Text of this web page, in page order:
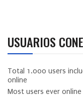
USUARIOS
Total 1.000 users
online
Most users ever online